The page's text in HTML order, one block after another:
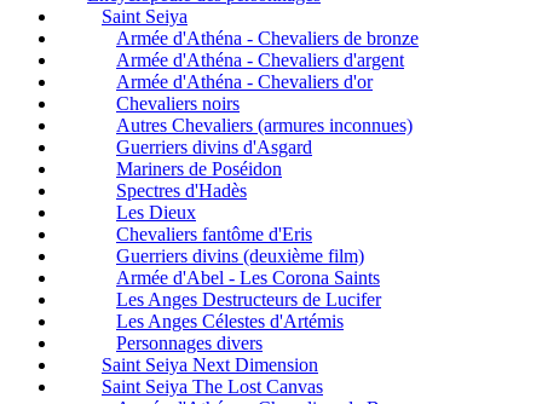
Saint Seiya
Armée d'Athéna - Chevaliers de bronze
Armée d'Athéna - Chevaliers d'argent
Armée d'Athéna - Chevaliers d'or
Chevaliers noirs
Autres Chevaliers (armures inconnues)
Guerriers divins d'Asgard
Mariners de Poséidon
Spectres d'Hadès
Les Dieux
Chevaliers fantôme d'Eris
Guerriers divins (deuxième film)
Armée d'Abel - Les Corona Saints
Les Anges Destructeurs de Lucifer
Les Anges Célestes d'Artémis
Personnages divers
Saint Seiya Next Dimension
Saint Seiya The Lost Canvas